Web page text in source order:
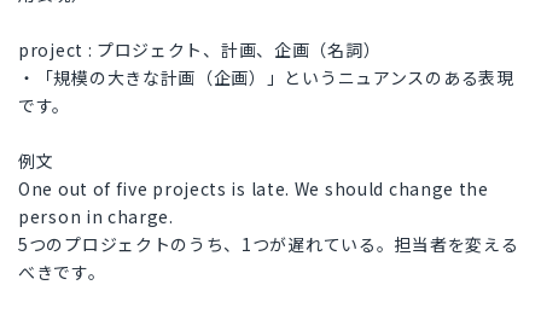
project : プロジェクト、計画、企画（名詞）
・「規模の大きな計画（企画）」というニュアンスのある表現
です。
例文
One out of five projects is late. We should change the
person in charge.
5つのプロジェクトのうち、1つが遅れている。担当者を変える
べきです。